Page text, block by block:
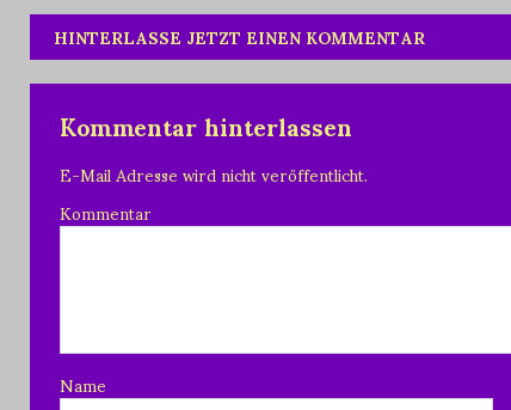
HINTERLASSE JETZT EINEN KOMMENTAR
Kommentar hinterlassen
E-Mail Adresse wird nicht veröffentlicht.
Kommentar
Name